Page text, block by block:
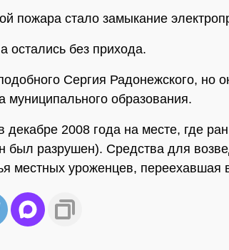
пожара стало замыкание
остались без прихода.
Сергия Радонежского, но
муниципального образования.
декабре 2008 года на месте, где
был разрушен). Средства для
местных уроженцев, переехавшая